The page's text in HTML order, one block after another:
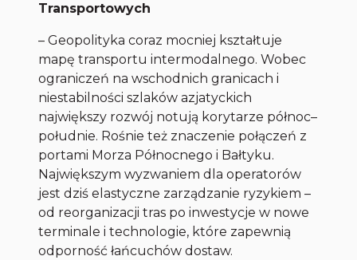
Transportowych
– Geopolityka coraz mocniej kształtuje
mapę transportu intermodalnego. Wobec
ograniczeń na wschodnich granicach i
niestabilności szlaków azjatyckich
największy rozwój notują korytarze północ–
południe. Rośnie też znaczenie połączeń z
portami Morza Północnego i Bałtyku.
Największym wyzwaniem dla operatorów
jest dziś elastyczne zarządzanie ryzykiem –
od reorganizacji tras po inwestycje w nowe
terminale i technologie, które zapewnią
odporność łańcuchów dostaw.